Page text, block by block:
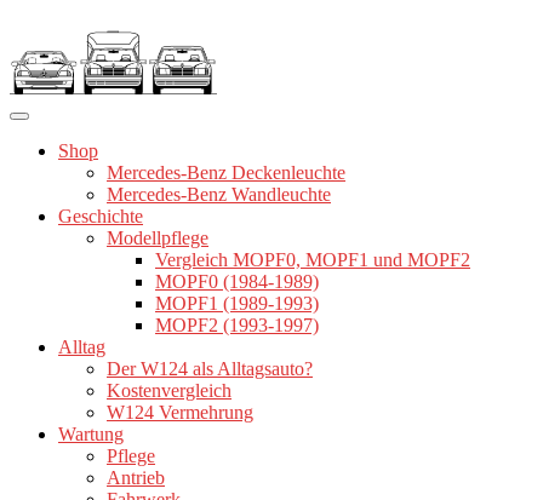
springen
Shop
Mercedes-Benz Deckenleuchte
Mercedes-Benz Wandleuchte
Geschichte
Modellpflege
Vergleich MOPF0, MOPF1 und MOPF2
MOPF0 (1984-1989)
MOPF1 (1989-1993)
MOPF2 (1993-1997)
Alltag
Der W124 als Alltagsauto?
Kostenvergleich
W124 Vermehrung
Wartung
Pflege
Antrieb